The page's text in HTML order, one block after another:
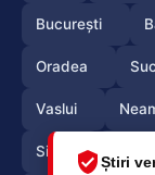
Știri
București
Oradea
Vaslui
Sibiu